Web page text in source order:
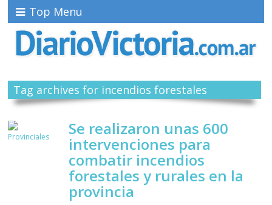
Top Menu
Tag archives for incendios forestales
Se realizaron unas 600
intervenciones para
combatir incendios
forestales y rurales en la
provincia